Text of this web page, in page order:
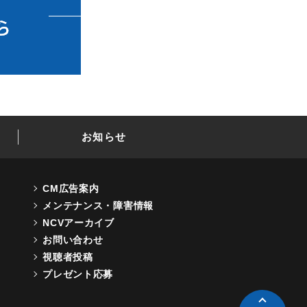
お知らせ
CM広告案内
メンテナンス・障害情報
NCVアーカイブ
お問い合わせ
視聴者投稿
プレゼント応募